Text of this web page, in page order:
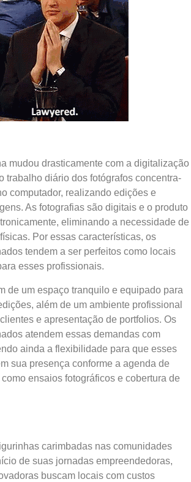
mudou drasticamente com a digitalização
trabalho diário dos fotógrafos concentra-
computador, realizando edições e
As fotografias são digitais e o produto
eliminando a necessidade de
Por essas características, os
tendem a ser perfeitos como locais
esses profissionais.
de um espaço tranquilo e equipado para
além de um ambiente profissional
e apresentação de portfolios. Os
atendem essas demandas com
ainda a flexibilidade para que esses
sua presença conforme a agenda de
ensaios fotográficos e cobertura de
carimbadas nas comunidades
de suas jornadas empreendedoras,
buscam locais com custos